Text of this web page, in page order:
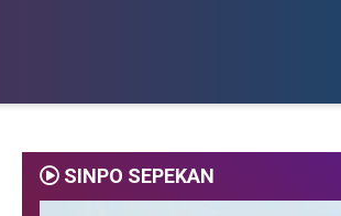
SINPO SEPEKAN